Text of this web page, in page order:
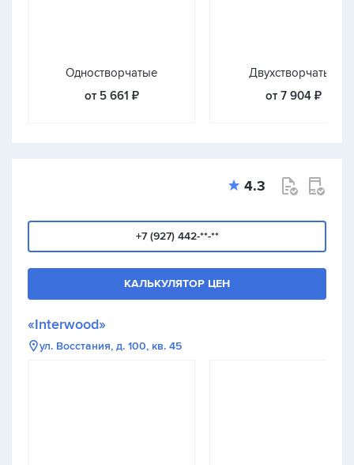
Одностворчатые
от 5 661 ₽
Двухстворчатые
от 7 904 ₽
4.3
+7 (927) 442-**-**
КАЛЬКУЛЯТОР ЦЕН
«Interwood»
ул. Восстания, д. 100, кв. 45